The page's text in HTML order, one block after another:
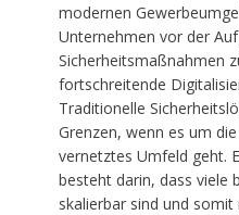
modernen
Unternehmen vor der
Sicherheitsmaßnahmen
fortschreitende
Traditionelle
Grenzen, wenn es um
vernetztes Umfeld geht.
besteht darin, dass viele
skalierbar sind und